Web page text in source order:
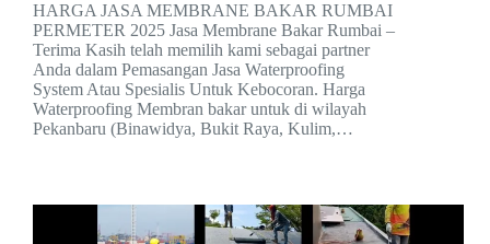
HARGA JASA MEMBRANE BAKAR RUMBAI
PERMETER 2025 Jasa Membrane Bakar Rumbai –
Terima Kasih telah memilih kami sebagai partner
Anda dalam Pemasangan Jasa Waterproofing
System Atau Spesialis Untuk Kebocoran. Harga
Waterproofing Membran bakar untuk di wilayah
Pekanbaru (Binawidya, Bukit Raya, Kulim,…